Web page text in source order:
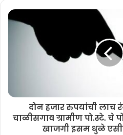
दोन हजार रुपयांची लाच
चाळीसगाव ग्रामीण पो.स्टे. चे
खाजगी इसम धुळे